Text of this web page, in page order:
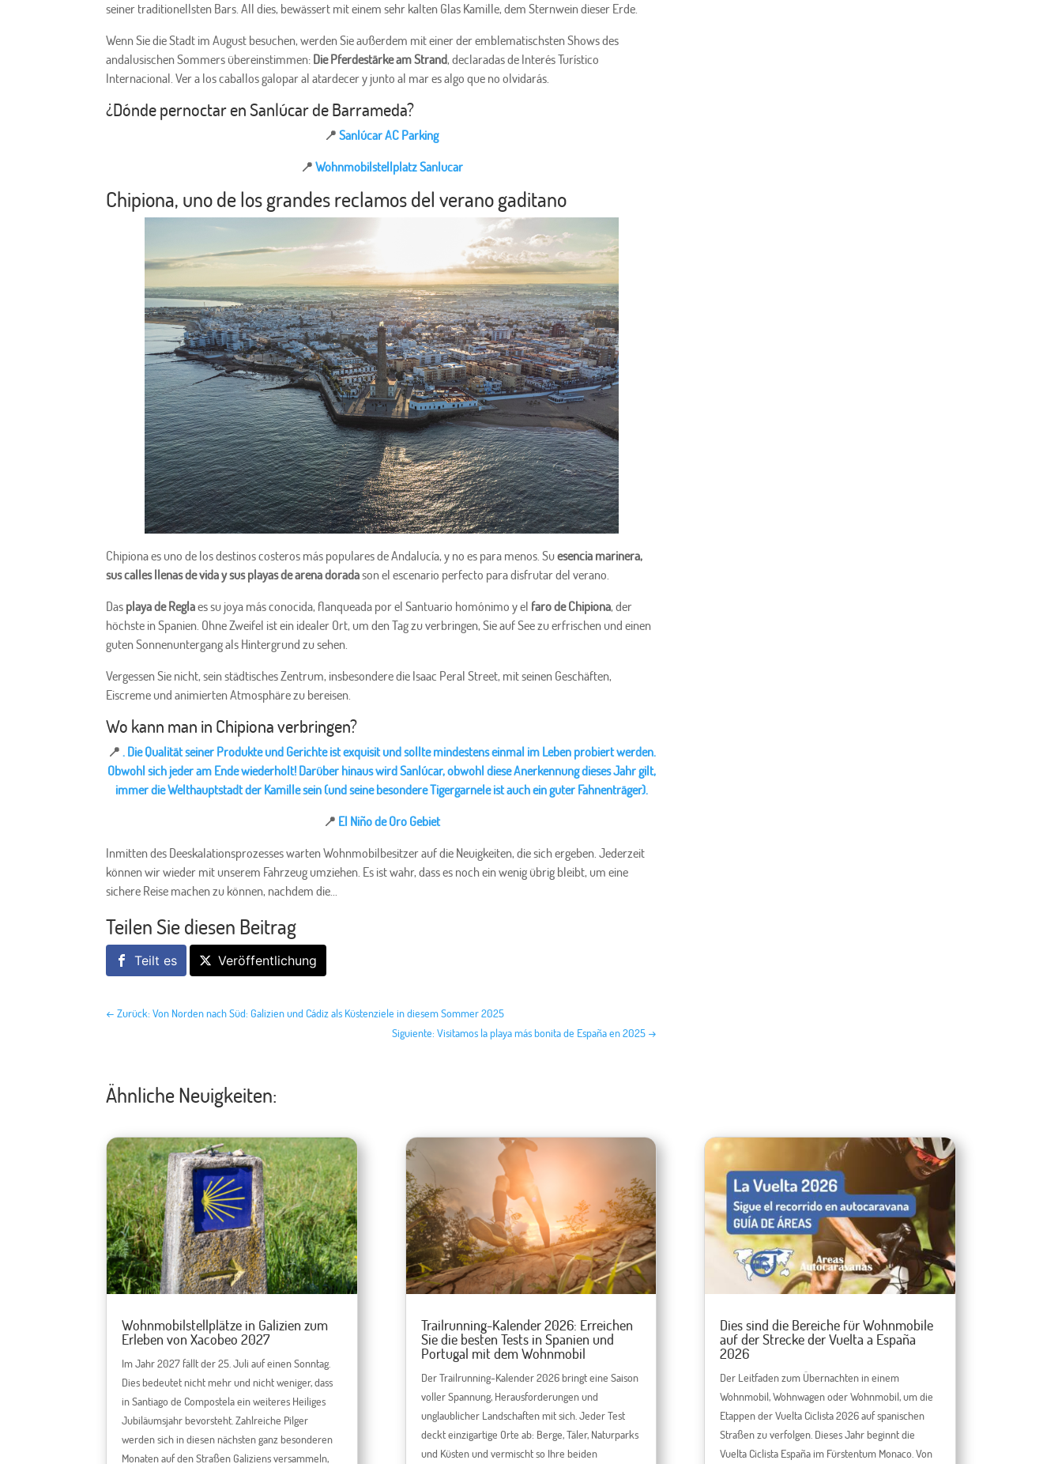
seiner traditionellsten Bars. All dies, bewässert mit einem sehr kalten Glas Kamille, dem Sternwein dieser Erde.
Wenn Sie die Stadt im August besuchen, werden Sie außerdem mit einer der emblematischsten Shows des
andalusischen Sommers übereinstimmen: Die Pferdestärke am Strand, declaradas de Interés Turístico
Internacional. Ver a los caballos galopar al atardecer y junto al mar es algo que no olvidarás.
¿Dónde pernoctar en Sanlúcar de Barrameda?
📍 Sanlúcar AC Parking
📍 Wohnmobilstellplatz Sanlucar
Chipiona, uno de los grandes reclamos del verano gaditano
Chipiona es uno de los destinos costeros más populares de Andalucía, y no es para menos. Suesencia marinera,
sus calles llenas de vida y sus playas de arena doradason el escenario perfecto para disfrutar del verano.
Das playa de Reglaes su joya más conocida, flanqueada por el Santuario homónimo y el faro de Chipiona, der
höchste in Spanien. Ohne Zweifel ist ein idealer Ort, um den Tag zu verbringen, Sie auf See zu erfrischen und einen
guten Sonnenuntergang als Hintergrund zu sehen.
Vergessen Sie nicht, sein städtisches Zentrum, insbesondere die Isaac Peral Street, mit seinen Geschäften,
Eiscreme und animierten Atmosphäre zu bereisen.
Wo kann man in Chipiona verbringen?
📍 . Die Qualität seiner Produkte und Gerichte ist exquisit und sollte mindestens einmal im Leben probiert werden.
Obwohl sich jeder am Ende wiederholt! Darüber hinaus wird Sanlúcar, obwohl diese Anerkennung dieses Jahr gilt,
immer die Welthauptstadt der Kamille sein (und seine besondere Tigergarnele ist auch ein guter Fahnenträger).
📍 El Niño de Oro Gebiet
Inmitten des Deeskalationsprozesses warten Wohnmobilbesitzer auf die Neuigkeiten, die sich ergeben. Jederzeit
können wir wieder mit unserem Fahrzeug umziehen. Es ist wahr, dass es noch ein wenig übrig bleibt, um eine
sichere Reise machen zu können, nachdem die...
Teilen Sie diesen Beitrag
Teilt es Veröffentlichung
←Zurück: Von Norden nach Süd: Galizien und Cádiz als Küstenziele in diesem Sommer 2025
Siguiente: Visitamos la playa más bonita de España en 2025 →
Ähnliche Neuigkeiten:
Wohnmobilstellplätze in Galizien zum
Erleben von Xacobeo 2027
Im Jahr 2027 fällt der 25. Juli auf einen Sonntag.
Dies bedeutet nicht mehr und nicht weniger, dass
in Santiago de Compostela ein weiteres Heiliges
Jubiläumsjahr bevorsteht. Zahlreiche Pilger
werden sich in diesen nächsten ganz besonderen
Monaten auf den Straßen Galiziens versammeln,
Trailrunning-Kalender 2026: Erreichen
Sie die besten Tests in Spanien und
Portugal mit dem Wohnmobil
Der Trailrunning-Kalender 2026 bringt eine Saison
voller Spannung, Herausforderungen und
unglaublicher Landschaften mit sich. Jeder Test
deckt einzigartige Orte ab: Berge, Täler, Naturparks
und Küsten und vermischt so Ihre beiden
Dies sind die Bereiche für Wohnmobile
auf der Strecke der Vuelta a España
2026
Der Leitfaden zum Übernachten in einem
Wohnmobil, Wohnwagen oder Wohnmobil, um die
Etappen der Vuelta Ciclista 2026 auf spanischen
Straßen zu verfolgen. Dieses Jahr beginnt die
Vuelta Ciclista España im Fürstentum Monaco. Von